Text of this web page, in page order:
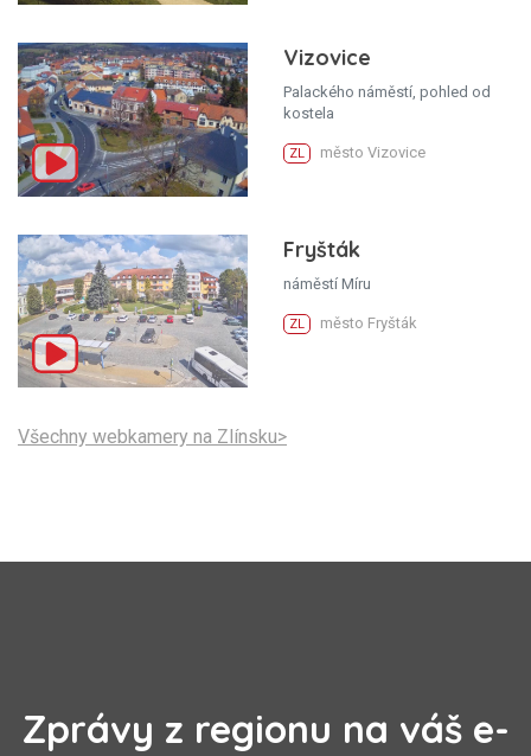
Vizovice
Palackého náměstí, pohled od
kostela
ZL město Vizovice
Fryšták
náměstí Míru
ZL město Fryšták
Všechny webkamery na Zlínsku>
Zprávy z regionu na váš e-